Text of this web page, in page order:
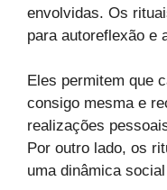
envolvidas. Os
para autoreflexão e
Eles permitem que
consigo mesma e
realizações
Por outro lado, os
uma dinâmica